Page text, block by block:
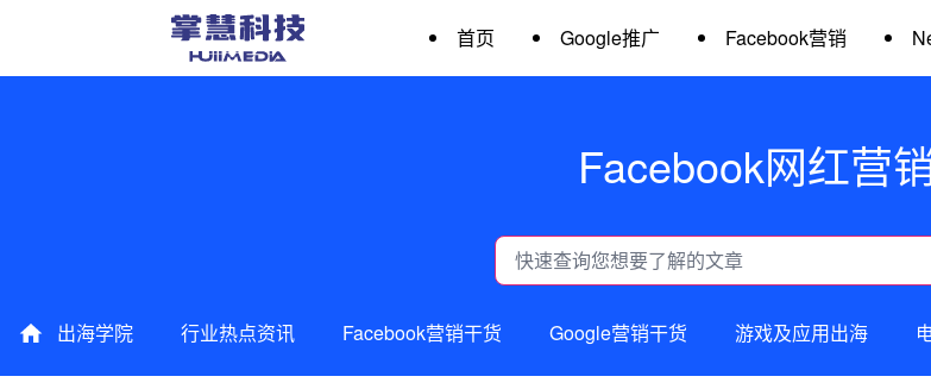
首页 Google推广 Facebook营销
Facebook网红营
出海学院 行业热点资讯 Facebook营销干货 Google营销干货 游戏及应用出海